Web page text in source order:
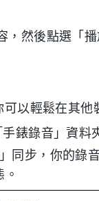
，然後點選「
以輕鬆在其他
錶錄音」資料
同步，你的錄